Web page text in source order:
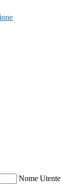
Nome Utente